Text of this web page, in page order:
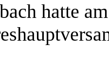
hatte